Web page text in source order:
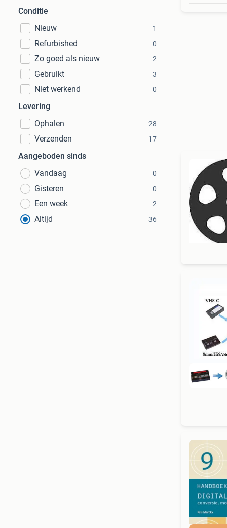
Conditie
Nieuw
1
Refurbished 0
Zo goed als nieuw 2
Gebruikt 3
Niet werkend 0
Levering
Ophalen
28
Verzenden 17
Aangeboden sinds
Vandaag
0
Gisteren 0
Een week 2
Altijd 36